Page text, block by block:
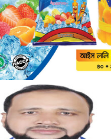
জুলাই জাদুঘরে দলীয়
হবে না: নাহিদ ইসলাম
৩ ঘণ্টা আগে
ড্যাবের বর্ণাঢ্য
প্রধান অতিথি হিসেবে
প্রধানমন্ত্রী তারেক রহমান
৪ ঘণ্টা আগে
ঢাকা-ময়মনসিংহ